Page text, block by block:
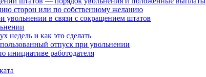
сторон или по собственному желанию
увольнении в связи с сокращением штатов
недель и как это сделать
отпуск при увольнении
инициативе работодателя